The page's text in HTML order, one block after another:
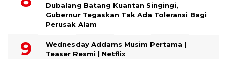
Dubalang Batang Kuantan Singingi,
Gubernur Tegaskan Tak Ada Toleransi Bagi
Perusak Alam
Wednesday Addams Musim Pertama |
Teaser Resmi | Netflix